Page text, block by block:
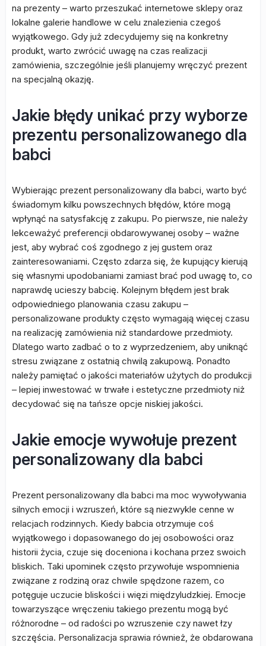
na prezenty – warto przeszukać internetowe sklepy oraz
lokalne galerie handlowe w celu znalezienia czegoś
wyjątkowego. Gdy już zdecydujemy się na konkretny
produkt, warto zwrócić uwagę na czas realizacji
zamówienia, szczególnie jeśli planujemy wręczyć prezent
na specjalną okazję.
Jakie błędy unikać przy wyborze
prezentu personalizowanego dla
babci
Wybierając prezent personalizowany dla babci, warto być
świadomym kilku powszechnych błędów, które mogą
wpłynąć na satysfakcję z zakupu. Po pierwsze, nie należy
lekceważyć preferencji obdarowywanej osoby – ważne
jest, aby wybrać coś zgodnego z jej gustem oraz
zainteresowaniami. Często zdarza się, że kupujący kierują
się własnymi upodobaniami zamiast brać pod uwagę to, co
naprawdę ucieszy babcię. Kolejnym błędem jest brak
odpowiedniego planowania czasu zakupu –
personalizowane produkty często wymagają więcej czasu
na realizację zamówienia niż standardowe przedmioty.
Dlatego warto zadbać o to z wyprzedzeniem, aby uniknąć
stresu związane z ostatnią chwilą zakupową. Ponadto
należy pamiętać o jakości materiałów użytych do produkcji
– lepiej inwestować w trwałe i estetyczne przedmioty niż
decydować się na tańsze opcje niskiej jakości.
Jakie emocje wywołuje prezent
personalizowany dla babci
Prezent personalizowany dla babci ma moc wywoływania
silnych emocji i wzruszeń, które są niezwykle cenne w
relacjach rodzinnych. Kiedy babcia otrzymuje coś
wyjątkowego i dopasowanego do jej osobowości oraz
historii życia, czuje się doceniona i kochana przez swoich
bliskich. Taki upominek często przywołuje wspomnienia
związane z rodziną oraz chwile spędzone razem, co
potęguje uczucie bliskości i więzi międzyludzkiej. Emocje
towarzyszące wręczeniu takiego prezentu mogą być
różnorodne – od radości po wzruszenie czy nawet łzy
szczęścia. Personalizacja sprawia również, że obdarowana